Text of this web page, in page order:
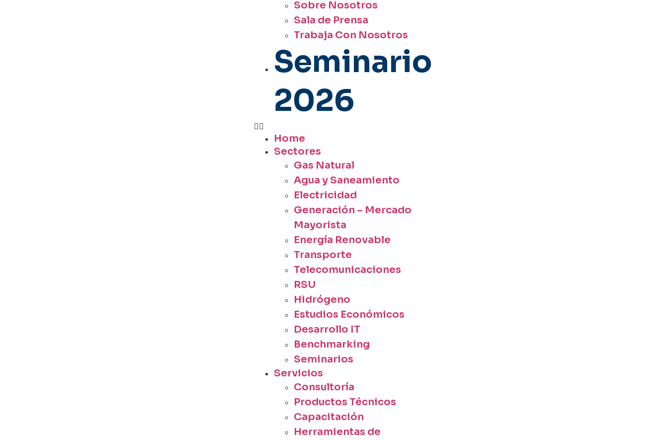
Sobre Nosotros
Sala de Prensa
Trabaja Con Nosotros
Seminario
2026
Home
Sectores
Gas Natural
Agua y Saneamiento
Electricidad
Generación – Mercado
Mayorista
Energía Renovable
Transporte
Telecomunicaciones
RSU
Hidrógeno
Estudios Económicos
Desarrollo IT
Benchmarking
Seminarios
Servicios
Consultoría
Productos Técnicos
Capacitación
Herramientas de